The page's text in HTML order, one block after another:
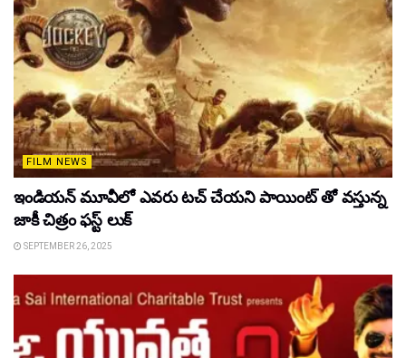
FILM NEWS
ఇండియన్ మూవీలో ఎవరు టచ్ చేయని పాయింట్ తో వస్తున్న
జాకీ చిత్రం ఫస్ట్ లుక్
SEPTEMBER 26, 2025